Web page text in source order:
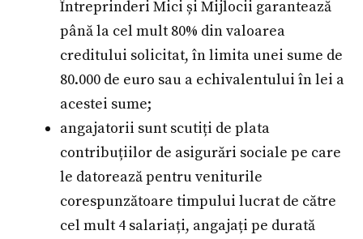
Întreprinderi Mici și Mijlocii garantează
până la cel mult 80% din valoarea
creditului solicitat, în limita unei sume de
80.000 de euro sau a echivalentului în lei a
acestei sume;
angajatorii sunt scutiți de plata
contribuțiilor de asigurări sociale pe care
le datorează pentru veniturile
corespunzătoare timpului lucrat de către
cel mult 4 salariați, angajați pe durată